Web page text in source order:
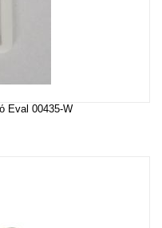
Eval 00435-W